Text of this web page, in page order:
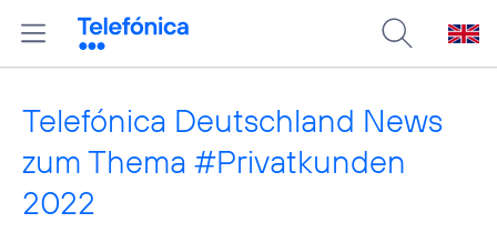
Telefónica Deutschland News
zum Thema #Privatkunden
2022